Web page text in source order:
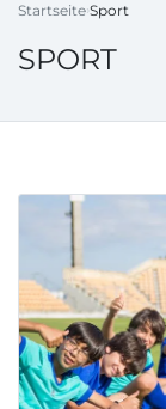
Startseite Sport
SPORT